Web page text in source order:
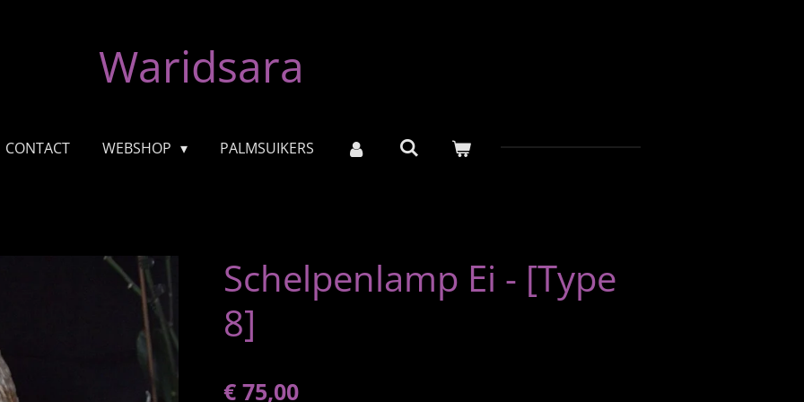
Waridsara
CONTACT WEBSHOP PALMSUIKERS
Schelpenlamp Ei - [Type
8]
€ 75,00